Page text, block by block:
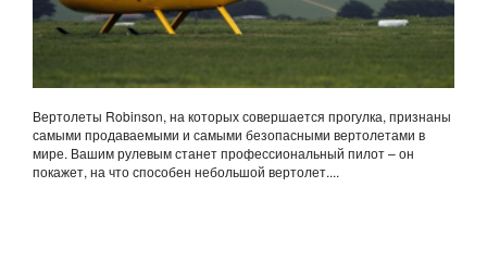
Вертолеты Robinson, на которых совершается прогулка, признаны
самыми продаваемыми и самыми безопасными вертолетами в
мире. Вашим рулевым станет профессиональный пилот – он
покажет, на что способен небольшой вертолет....